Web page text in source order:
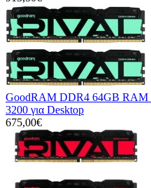
GoodRAM DDR4 64GB RAM
3200 για Desktop
675,00€